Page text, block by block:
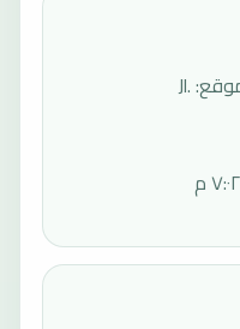
الحي: سوبانج، المدينة: سوبانج، الموقع: Jl.